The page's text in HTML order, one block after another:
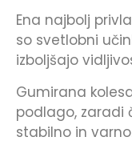
Ena najbolj
so svetlobni
izboljšajo
Gumirana
podlago, zaradi
stabilno in